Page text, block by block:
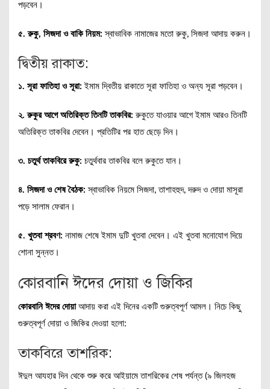
পড়বেন।
৫. রুকু, সিজদা ও বাকি নিয়ম: স্বাভাবিক নামাজের মতো রুকু, সিজদা আদায় করুন।
দ্বিতীয় রাকাত:
১. সূরা ফাতিহা ও সূরা: ইমাম দ্বিতীয় রাকাতে সূরা ফাতিহা ও অন্য সূরা পড়বেন।
২. রুকুর আগে অতিরিক্ত তিনটি তাকবির: রুকুতে যাওয়ার আগে ইমাম আরও তিনটি
অতিরিক্ত তাকবির দেবেন। প্রতিটির পর হাত ছেড়ে দিন।
৩. চতুর্থ তাকবিরে রুকু: চতুর্থবার তাকবির বলে রুকুতে যান।
৪. সিজদা ও শেষ বৈঠক: স্বাভাবিক নিয়মে সিজদা, তাশাহহুদ, দরুদ ও দোয়া মাসূরা
পড়ে সালাম ফেরান।
৫. খুতবা শ্রবণ: নামাজ শেষে ইমাম দুটি খুতবা দেবেন। এই খুতবা মনোযোগ দিয়ে
শোনা সুন্নত।
কোরবানি ঈদের দোয়া ও জিকির
কোরবানি ঈদের দোয়াআদায় করা এই দিনের একটি গুরুত্বপূর্ণ আমল। নিচে কিছু
গুরুত্বপূর্ণ দোয়া ও জিকির দেওয়া হলো:
তাকবিরে তাশরিক:
ঈদুল আযহার দিন থেকে শুরু করে আইয়ামে তাশরিকের শেষ পর্যন্ত (৯ জিলহজ